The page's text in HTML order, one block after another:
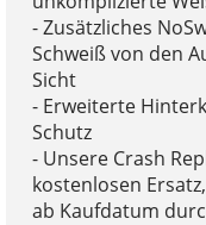
- Zusätzliches
Schweiß von den
Sicht
- Erweiterte
Schutz
- Unsere Crash
kostenlosen
ab Kaufdatum